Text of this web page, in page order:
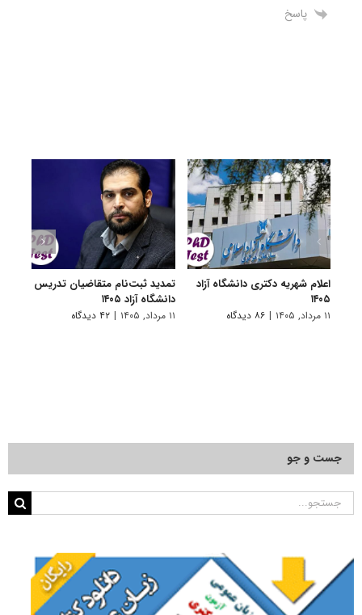
پاسخ
اعلام شهریه دکتری دانشگاه آزاد
۱۴۰۵
۱۱ مرداد, ۱۴۰۵ | ۸۶ دیدگاه
تمدید ثبت‌نام متقاضیان تدریس
دانشگاه آزاد ۱۴۰۵
۱۱ مرداد, ۱۴۰۵ | ۴۲ دیدگاه
جست و جو
جستجو